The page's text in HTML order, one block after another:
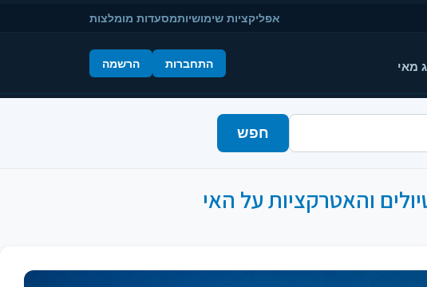
אפליקציות שימושיותמסעדות מומלצות
מאי התחברות הרשמה
חפש
והאטרקציות על האי